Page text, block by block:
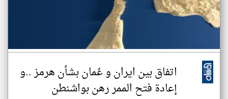
اتفاق بين ايران و عُمان بشأن هرمز ..و
إعادة فتح الممر رهن بواشنطن